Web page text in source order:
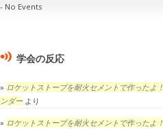
No Events
学会の反応
ロケットストーブを耐火セメントで作ったよ！
ンダーより
ロケットストーブを耐火セメントで作ったよ！